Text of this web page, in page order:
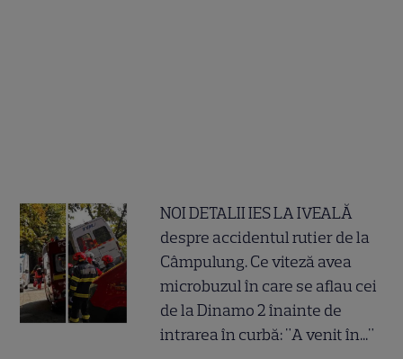
NOI DETALII IES LA IVEALĂ
despre accidentul rutier de la
Câmpulung. Ce viteză avea
microbuzul în care se aflau cei
de la Dinamo 2 înainte de
intrarea în curbă: "A venit în..."